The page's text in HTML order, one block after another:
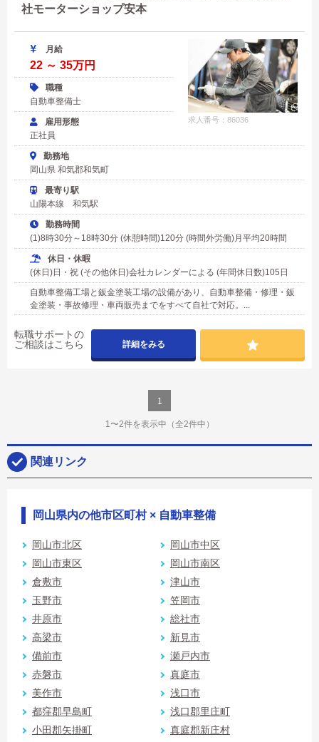
社モーターショップ安本
求人番号：86036
月給
22 ～ 35万円
職種
自動車整備士
雇用形態
正社員
勤務地
岡山県 和気郡和気町
最寄り駅
山陽本線 和気駅
勤務時間
(1)8時30分～18時30分 (休憩時間)120分 (時間外労働)月平均20時間
休日・休暇
(休日)日・祝 (その他休日)会社カレンダーによる (年間休日数)105日
自動車整備工場と鈑金塗装工場の設備があり、自動車整備・修理・鈑
金塗装・事故修理・車両販売までをすべて自社で対応。...
転職サポートの
ご相談はこちら
詳細をみる
1
1〜2件を表示中 （全2件中）
関連リンク
岡山県内の他市区町村 × 自動車整備
岡山市北区
岡山市中区
岡山市東区
岡山市南区
倉敷市
津山市
玉野市
笠岡市
井原市
総社市
高梁市
新見市
備前市
瀬戸内市
赤磐市
真庭市
美作市
浅口市
都窪郡早島町
浅口郡里庄町
小田郡矢掛町
真庭郡新庄村